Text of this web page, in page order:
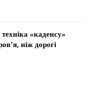
«каденсу»
ніж дорогі